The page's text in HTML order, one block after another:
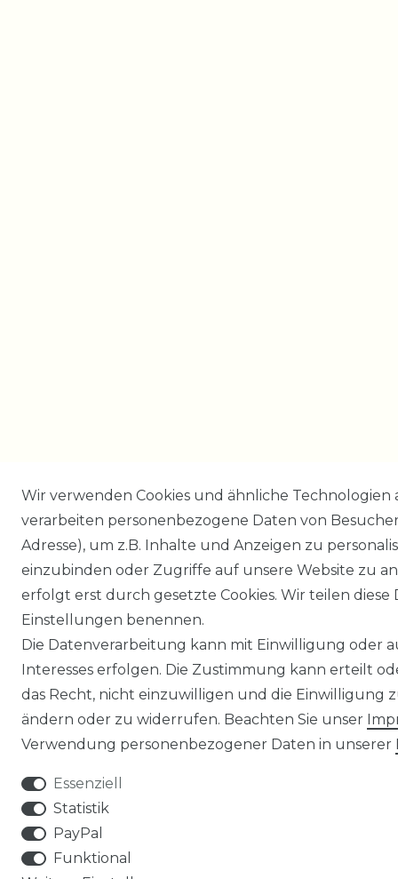
Wir verwenden Cookies und ähnliche
verarbeiten personenbezogene Daten von
Adresse), um z.B. Inhalte und Anzeigen zu
einzubinden oder Zugriffe auf unsere Website zu
erfolgt erst durch gesetzte Cookies. Wir teilen
Einstellungen benennen.
Die Datenverarbeitung kann mit Einwilligung oder
Interesses erfolgen. Die Zustimmung kann erteilt
das Recht, nicht einzuwilligen und die Einwilligung
ändern oder zu widerrufen. Beachten Sie unser
Verwendung personenbezogener Daten in unserer
Essenziell
Statistik
PayPal
Funktional